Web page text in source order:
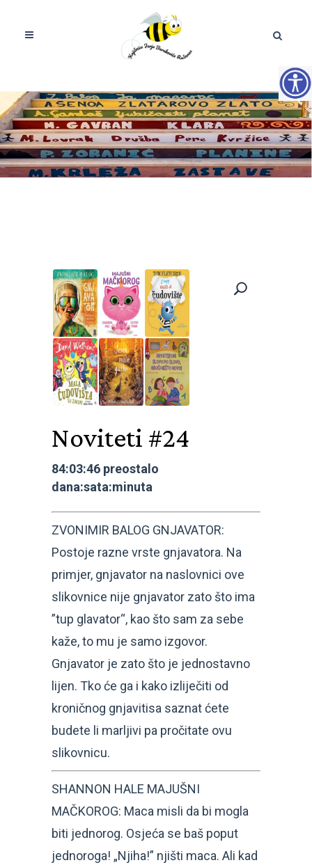
Noviteti #24
84:03:46 preostalo
dana:sata:minuta
ZVONIMIR BALOG GNJAVATOR:
Postoje razne vrste gnjavatora. Na
primjer, gnjavator na naslovnici ove
slikovnice nije gnjavator zato što ima
”tup glavator“, kao što sam za sebe
kaže, to mu je samo izgovor.
Gnjavator je zato što je jednostavno
lijen. Tko će ga i kako izliječiti od
kroničnog gnjavitisa saznat ćete
budete li marljivi pa pročitate ovu
slikovnicu.
SHANNON HALE MAJUŠNI
MAČKOROG: Maca misli da bi mogla
biti jednorog. Osjeća se baš poput
jednoroga! „Njiha!” njišti maca. Ali kad